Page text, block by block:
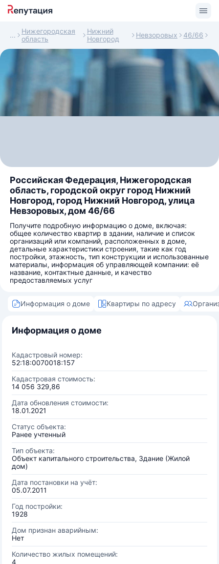
Нижегородская
область
Нижний
Новгород
Невзоровых 46/66
Российская Федерация, Нижегородская
область, городской округ город Нижний
Новгород, город Нижний Новгород, улица
Невзоровых, дом 46/66
Получите подробную информацию о доме, включая:
общее количество квартир в здании, наличие и список
организаций или компаний, расположенных в доме,
детальные характеристики строения, такие как год
постройки, этажность, тип конструкции и использованные
материалы, информация об управляющей компании: её
название, контактные данные, и качество
предоставляемых услуг
Информация о доме Квартиры по адресу
Информация о доме
Кадастровый номер:
52:18:0070018:157
Кадастровая стоимость:
14 056 329,86
Дата обновления стоимости:
18.01.2021
Статус объекта:
Ранее учтенный
Тип объекта:
Объект капитального строительства, Здание (Жилой
дом)
Дата постановки на учёт:
05.07.2011
Год постройки:
1928
Дом признан аварийным:
Нет
Количество жилых помещений:
4